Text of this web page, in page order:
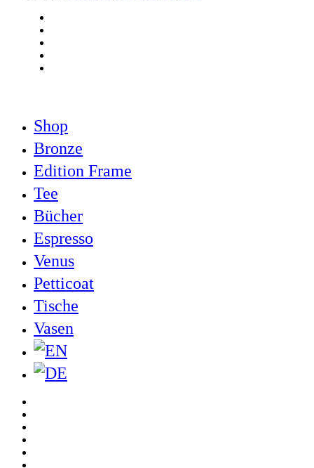
Menu
Shop
Bronze
Edition Frame
Tee
Bücher
Espresso
Venus
Petticoat
Tische
Vasen